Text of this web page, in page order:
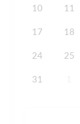
10 11
17 18
24 25
31